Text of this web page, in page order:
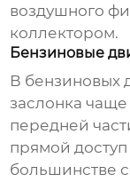
воздушного
коллектором.
Бензиновые
В бензиновых
заслонка чаще
передней
прямой
большинстве